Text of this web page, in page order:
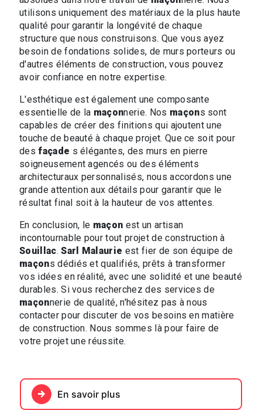
utilisons uniquement des matériaux de la plus haute
qualité pour garantir la longévité de chaque
structure que nous construisons. Que vous ayez
besoin de fondations solides, de murs porteurs ou
d'autres éléments de construction, vous pouvez
avoir confiance en notre expertise.
L'esthétique est également une composante
essentielle de la maçonnerie. Nos maçons sont
capables de créer des finitions qui ajoutent une
touche de beauté à chaque projet. Que ce soit pour
desfaçade s élégantes, des murs en pierre
soigneusement agencés ou des éléments
architecturaux personnalisés, nous accordons une
grande attention aux détails pour garantir que le
résultat final soit à la hauteur de vos attentes.
En conclusion, le maçon est un artisan
incontournable pour tout projet de construction à
Souillac.Sarl Malaurie est fier de son équipe de
maçons dédiés et qualifiés, prêts à transformer
vos idées en réalité, avec une solidité et une beauté
durables. Si vous recherchez des services de
maçonnerie de qualité, n'hésitez pas à nous
contacter pour discuter de vos besoins en matière
de construction. Nous sommes là pour faire de
votre projet une réussite.
En savoir plus